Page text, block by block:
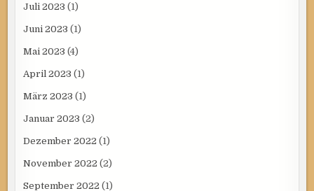
Juli 2023 (1)
Juni 2023 (1)
Mai 2023 (4)
April 2023 (1)
März 2023 (1)
Januar 2023 (2)
Dezember 2022 (1)
November 2022 (2)
September 2022 (1)